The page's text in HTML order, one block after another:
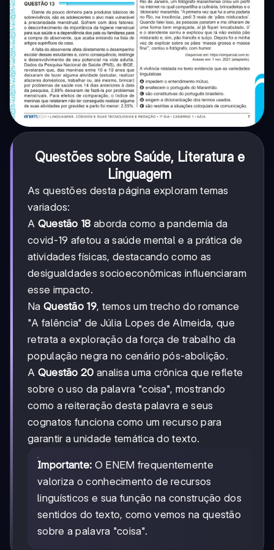
Questões sobre Saúde, Literatura e
Linguagem
As questões desta página exploram temas
variados:
A Questão 18 aborda como a pandemia da
covid-19 afetou a saúde mental e a prática de
atividades físicas, destacando como as
desigualdades socioeconômicas influenciaram
esse impacto.
Na Questão 19, temos um trecho do romance
"A falência" de Júlia Lopes de Almeida, que
retrata a exploração da força de trabalho da
população negra no cenário pós-abolição.
A Questão 20 analisa uma crônica que reflete
sobre o uso da palavra "coisa", mostrando
como a reiteração desta palavra e seus
cognatos funciona como um recurso para
garantir a unidade temática do texto.
Importante: O ENEM frequentemente
valoriza o conhecimento de recursos
linguísticos e sua função na construção dos
sentidos do texto, como vemos na questão
sobre a palavra "coisa".